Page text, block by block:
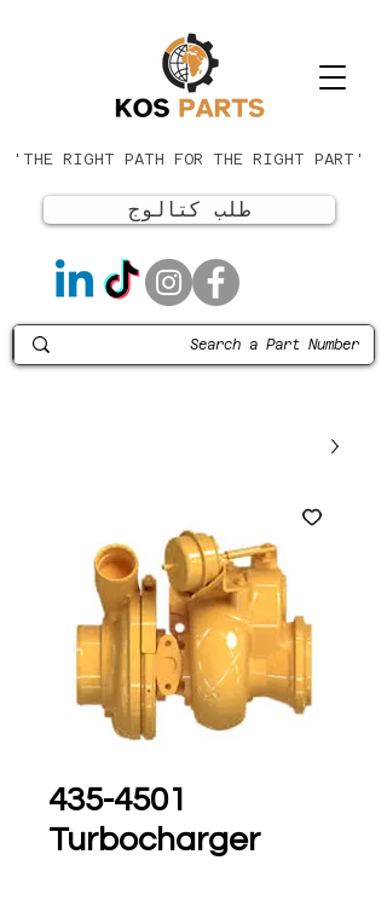
'THE RIGHT PATH FOR THE RIGHT PART'
طلب كتالوج
435-4501
Turbocharger